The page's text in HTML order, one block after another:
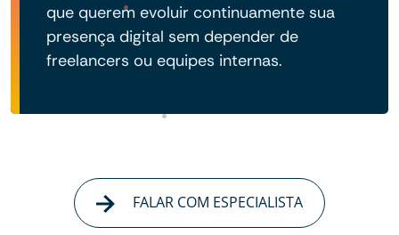
que querem evoluir continuamente sua
presença digital sem depender de
freelancers ou equipes internas.
FALAR COM ESPECIALISTA